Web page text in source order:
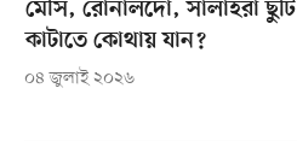
মেসি, রোনালদো, সালাহরা ছুটি
কাটাতে কোথায় যান?
০৪ জুলাই ২০২৬